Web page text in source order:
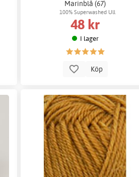
Marinblå (67)
100% Superwashed Ull
48 kr
I lager
Köp